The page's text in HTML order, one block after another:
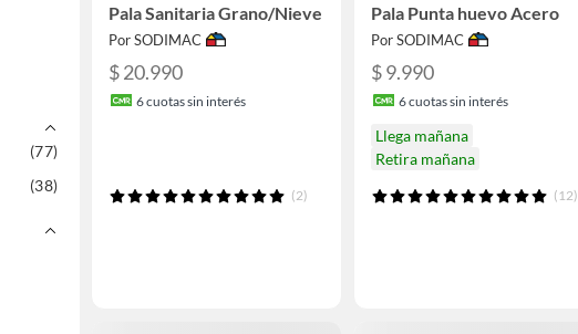
(77)
(38)
Pala Sanitaria Grano/Nieve
Por SODIMAC
$ 20.990
6cuotas sin interés
(2)
Pala Punta huevo Acero
Por SODIMAC
$ 9.990
6cuotas sin interés
Llega mañana
Retira mañana
(12)